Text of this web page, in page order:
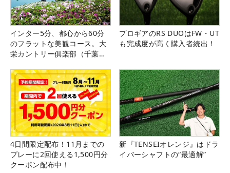
インター5分、都心から60分
のフラットな美観コース。大
栄カントリー俱楽部（千葉
プロギアのRS DUOはFW・UT
も完成度が高く購入者続出！
4日間限定配布！11月までの
プレーに2回使える1,500円分
クーポン配布中！
新『TENSEIオレンジ』はドラ
イバーシャフトの“最適解”